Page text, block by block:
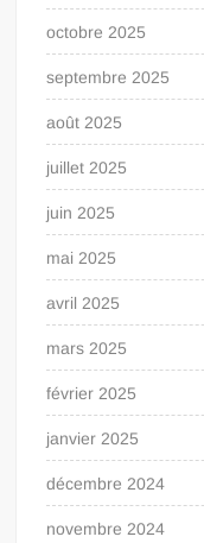
octobre 2025
septembre 2025
août 2025
juillet 2025
juin 2025
mai 2025
avril 2025
mars 2025
février 2025
janvier 2025
décembre 2024
novembre 2024